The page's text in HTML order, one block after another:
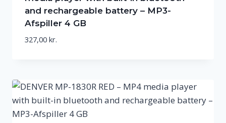
and rechargeable battery – MP3-
Afspiller 4 GB
327,00 kr.